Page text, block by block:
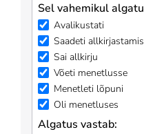
Sel vahemikul
Avalikustati
Saadeti
Sai allkirju
Võeti menetlusse
Menetleti lõpuni
Oli menetluses
Algatus vastab: